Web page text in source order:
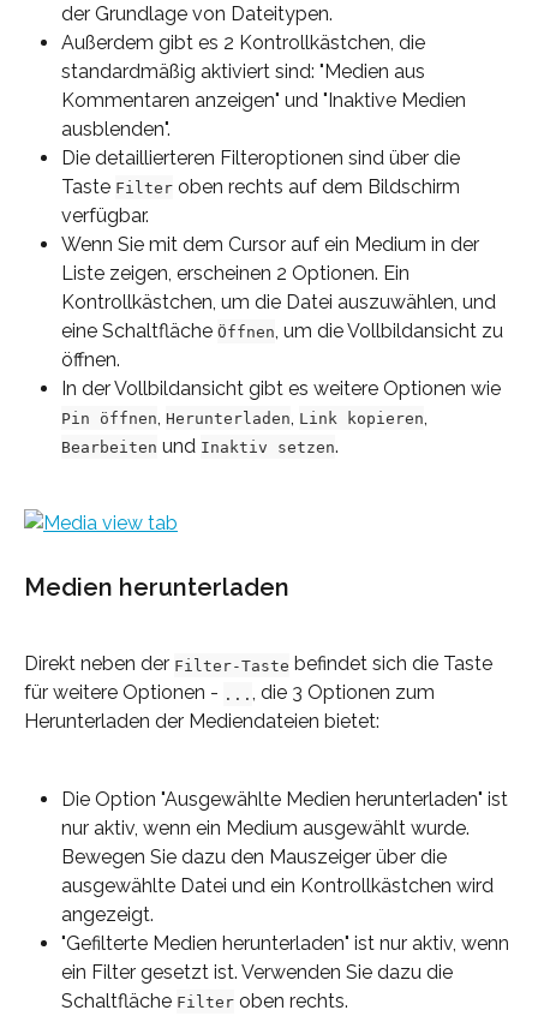
der Grundlage von Dateitypen.
Außerdem gibt es 2 Kontrollkästchen, die
standardmäßig aktiviert sind: "Medien aus
Kommentaren anzeigen" und "Inaktive Medien
ausblenden".
Die detaillierteren Filteroptionen sind über die
Taste Filter oben rechts auf dem Bildschirm
verfügbar.
Wenn Sie mit dem Cursor auf ein Medium in der
Liste zeigen, erscheinen 2 Optionen. Ein
Kontrollkästchen, um die Datei auszuwählen, und
eine Schaltfläche Öffnen, um die Vollbildansicht zu
öffnen.
In der Vollbildansicht gibt es weitere Optionen wie
Pin öffnen, Herunterladen, Link kopieren,
Bearbeiten und Inaktiv setzen.
Medien herunterladen
Direkt neben der Filter-Taste befindet sich die Taste
für weitere Optionen - ... , die 3 Optionen zum
Herunterladen der Mediendateien bietet:
Die Option "Ausgewählte Medien herunterladen" ist
nur aktiv, wenn ein Medium ausgewählt wurde.
Bewegen Sie dazu den Mauszeiger über die
ausgewählte Datei und ein Kontrollkästchen wird
angezeigt.
"Gefilterte Medien herunterladen" ist nur aktiv, wenn
ein Filter gesetzt ist. Verwenden Sie dazu die
Schaltfläche Filter oben rechts.